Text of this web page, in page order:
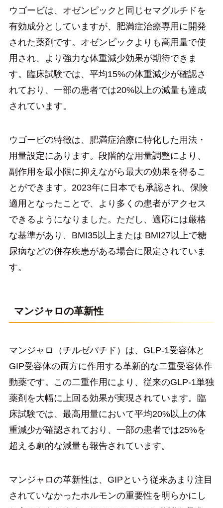
ウゴービは、オゼンピックと同じセマグルチドを
有効成分としていますが、肥満症治療専用に開発
された薬剤です。オゼンピックよりも高用量で使
用され、より強力な体重減少効果が期待できま
す。臨床試験では、平均15%の体重減少が確認さ
れており、一部の患者では20%以上の減量も達成
されています。
ウゴービの特徴は、肥満症治療に特化した用法・
用量設定にあります。段階的な用量調整により、
副作用を最小限に抑えながら最大の効果を得るこ
とができます。2023年に日本でも承認され、保険
適用となったことで、より多くの患者がアクセス
できるようになりました。ただし、適応には厳格
な基準があり、BMI35以上または BMI27以上で糖
尿病などの併存疾患がある場合に限定されていま
す。
マンジャロの革新性
マンジャロ（チルゼパチド）は、GLP-1受容体と
GIP受容体の両方に作用する革新的な二重受容体作
動薬です。この二重作用により、従来のGLP-1単独
薬剤を大幅に上回る効果が実現されています。臨
床試験では、最高用量において平均20%以上の体
重減少が確認されており、一部の患者では25%を
超える劇的な減量も報告されています。
マンジャロの革新性は、GIPという従来あまり注目
されていなかったホルモンの重要性を明らかにし